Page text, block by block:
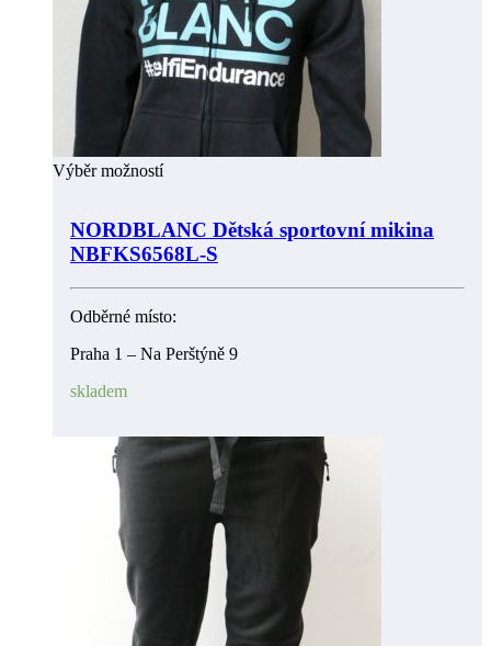
Výběr možností
NORDBLANC Dětská sportovní mikina
NBFKS6568L-S
Odběrné místo:
Praha 1 – Na Perštýně 9
skladem